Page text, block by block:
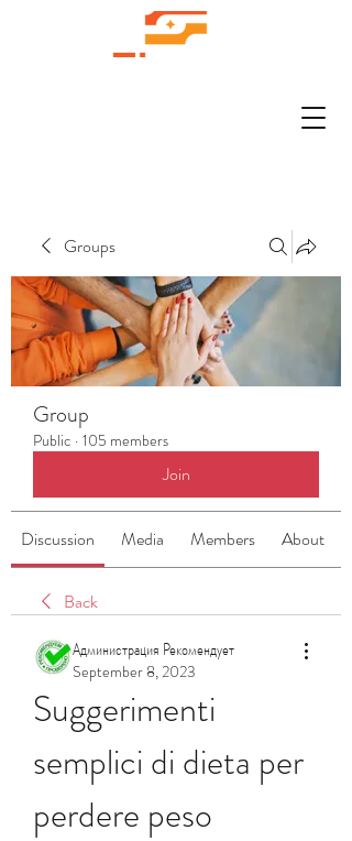
Groups
Group
Public · 105 members
Join
Discussion Media Members About
Back
Администрация Рекомендует
September 8, 2023
Suggerimenti
semplici di dieta per
perdere peso